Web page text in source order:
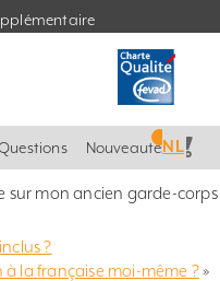
NouveautésNL
sur mon ancien garde-corps
?
la française moi-même ?»